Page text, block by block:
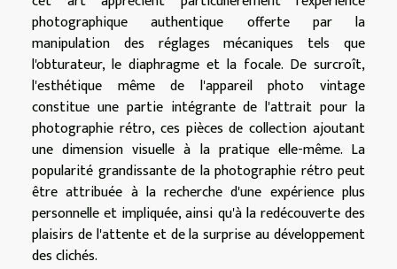
photographique authentique offerte par la
manipulation des réglages mécaniques tels que
l'obturateur, le diaphragme et la focale. De surcroît,
l'esthétique même de l'appareil photo vintage
constitue une partie intégrante de l'attrait pour la
photographie rétro, ces pièces de collection ajoutant
une dimension visuelle à la pratique elle-même. La
popularité grandissante de la photographie rétro peut
être attribuée à la recherche d'une expérience plus
personnelle et impliquée, ainsi qu'à la redécouverte des
plaisirs de l'attente et de la surprise au développement
des clichés.